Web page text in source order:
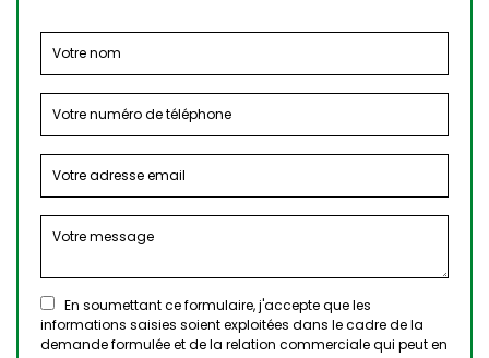
En soumettant ce formulaire, j'accepte que les
informations saisies soient exploitées dans le cadre de la
demande formulée et de la relation commerciale qui peut en